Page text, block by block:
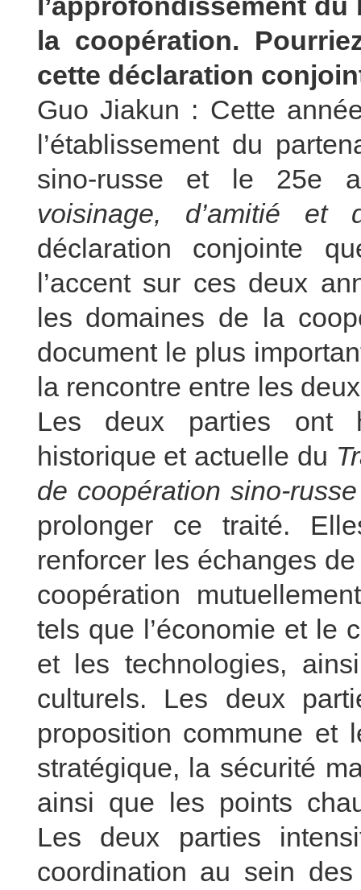
la coopération.
cette déclaration
Guo Jiakun : Cette
l’établissement du
sino-russe et le 25e
voisinage, d’amitié et
déclaration conjointe
l’accent sur ces deux
les domaines de la
document le plus
la rencontre entre les
Les deux parties ont
historique et actuelle du
de coopération sino-russe
prolonger ce traité.
renforcer les échanges
coopération
tels que l’économie et le
et les technologies,
culturels. Les deux
proposition commune et
stratégique, la sécurité
ainsi que les points
Les deux parties
coordination au sein